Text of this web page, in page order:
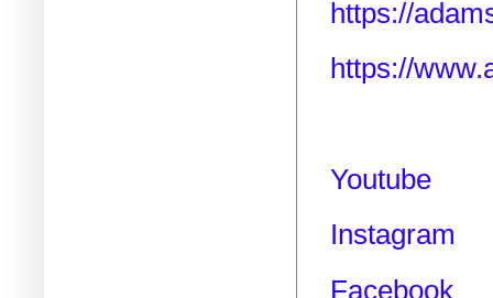
https://
https://
Youtube
Instagram
Facebook